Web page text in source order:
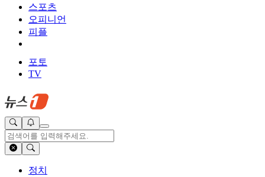
스포츠
오피니언
피플
포토
TV
정치